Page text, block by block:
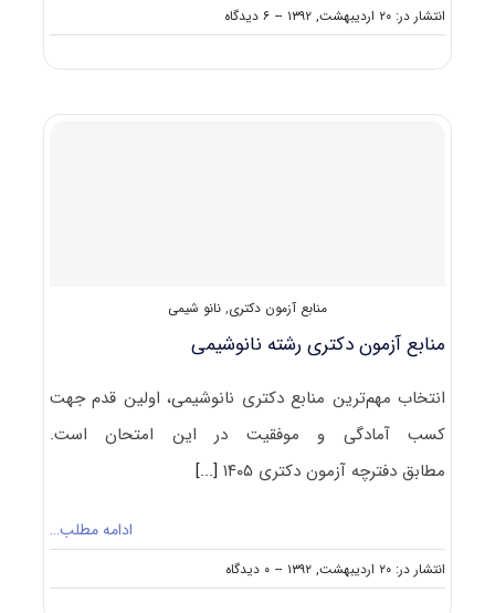
انتشار در: ۲۰ اردیبهشت, ۱۳۹۲ -- ۶ دیدگاه
on
منابع
کامپیوتر
منابع آزمون دکتری, نانو شیمی
منابع آزمون دکتری رشته نانوشیمی
انتخاب مهم‌ترین منابع دکتری نانوشیمی، اولین قدم جهت
کسب آمادگی و موفقیت در این امتحان است.
مطابق دفترچه آزمون دکتری ۱۴۰۵
[...]
ادامه مطلب…
انتشار در: ۲۰ اردیبهشت, ۱۳۹۲ -- ۰ دیدگاه
on
منابع